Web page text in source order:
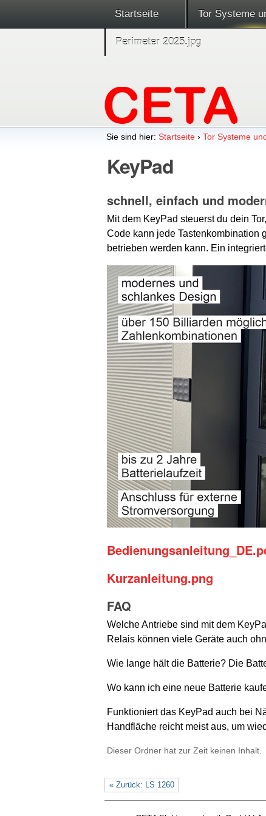
Startseite Tor Systeme
Perimeter 2025.jpg
Sie sind hier: Startseite ›Tor Systeme
KeyPad
schnell, einfach und
Mit dem KeyPad steuerst du dein
Code kann jede Tastenkombination
betrieben werden kann. Ein
Kurzanleitung.png
FAQ
Welche Antriebe sind mit dem
Relais können viele Geräte auch
Wie lange hält die Batterie? Die
Wo kann ich eine neue Batterie
Funktioniert das KeyPad auch bei
Handfläche reicht meist aus, um
Dieser Ordner hat zur Zeit keinen Inhalt.
« Zurück: LS 1260